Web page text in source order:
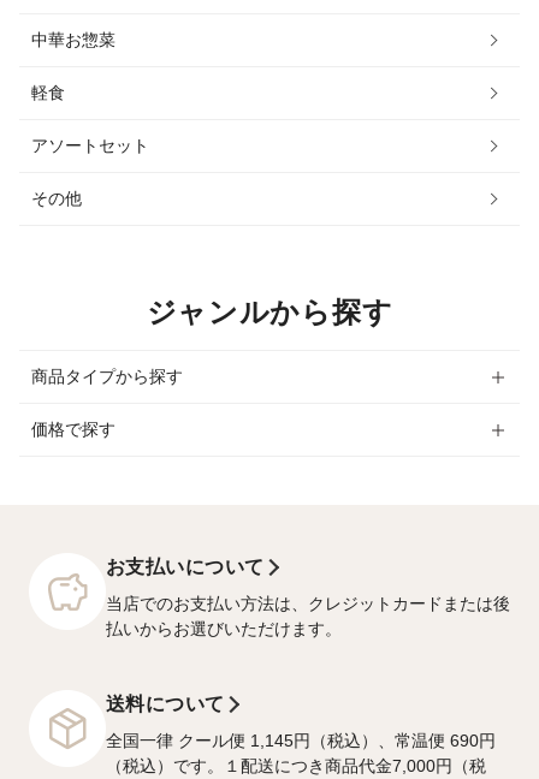
中華お惣菜
軽食
アソートセット
その他
ジャンルから探す
商品タイプから探す
価格で探す
お支払いについて
当店でのお支払い方法は、クレジットカードまたは後
払いからお選びいただけます。
送料について
全国一律 クール便 1,145円（税込）、常温便 690円
（税込）です。１配送につき商品代金7,000円（税